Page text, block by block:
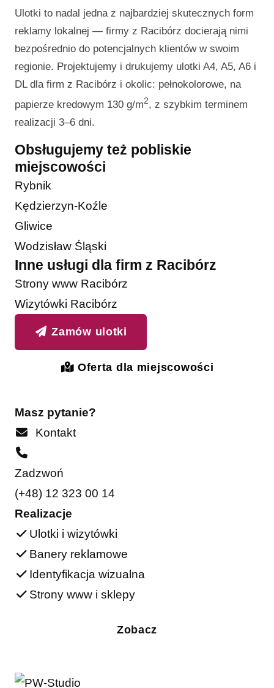
Ulotki to nadal jedna z najbardziej skutecznych form
reklamy lokalnej — firmy z Racibórz docierają nimi
bezpośrednio do potencjalnych klientów w swoim
regionie. Projektujemy i drukujemy ulotki A4, A5, A6 i
DL dla firm z Racibórz i okolic: pełnokolorowe, na
papierze kredowym 130 g/m2, z szybkim terminem
realizacji 3–6 dni.
Obsługujemy też pobliskie
miejscowości
Rybnik
Kędzierzyn-Koźle
Gliwice
Wodzisław Śląski
Inne usługi dla firm z Racibórz
Strony www Racibórz
Wizytówki Racibórz
Zamów ulotki
Oferta dla miejscowości
Masz pytanie?
Kontakt
Zadzwoń
(+48) 12 323 00 14
Realizacje
Ulotki i wizytówki
Banery reklamowe
Identyfikacja wizualna
Strony www i sklepy
Zobacz